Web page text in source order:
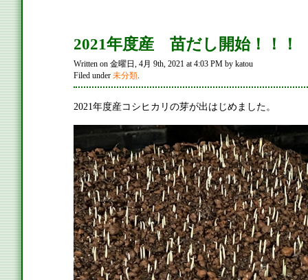
2021年度産 苗だし開始！！！
Written on 金曜日, 4月 9th, 2021 at 4:03 PM by katou
Filed under 未分類.
2021年度産コシヒカリの芽が出はじめました。